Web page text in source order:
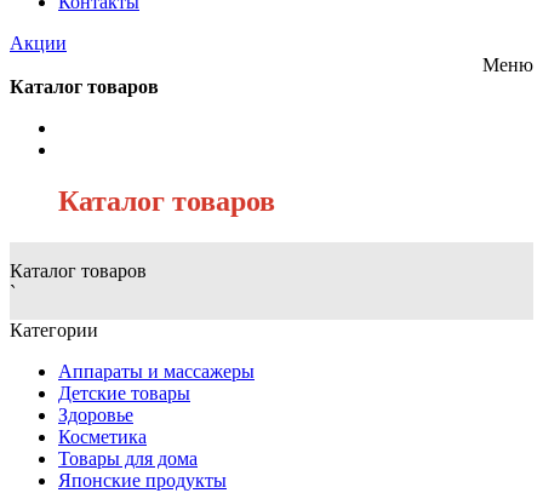
Акции
Меню
Каталог товаров
Каталог товаров
Каталог товаров
`
Категории
Аппараты и массажеры
Детские товары
Здоровье
Косметика
Товары для дома
Японские продукты